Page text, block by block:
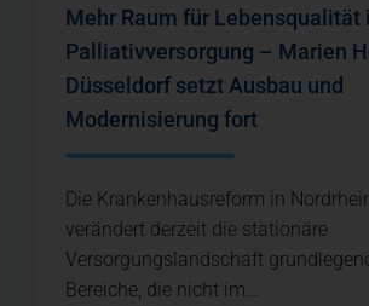
Mehr Raum für Lebensqualität
Palliativversorgung – Marien
Düsseldorf setzt Ausbau und
Modernisierung fort
Die Krankenhausreform in
verändert derzeit die stationäre
Versorgungslandschaft
Bereiche, die nicht im…